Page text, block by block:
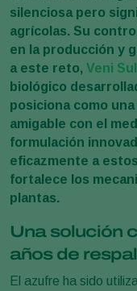
silenciosa pero
agrícolas. Su
en la producción y
a este reto, Veni
biológico
posiciona como
amigable con el
formulación
eficazmente a
fortalece los
plantas.
Una solución
años de
El azufre ha sido